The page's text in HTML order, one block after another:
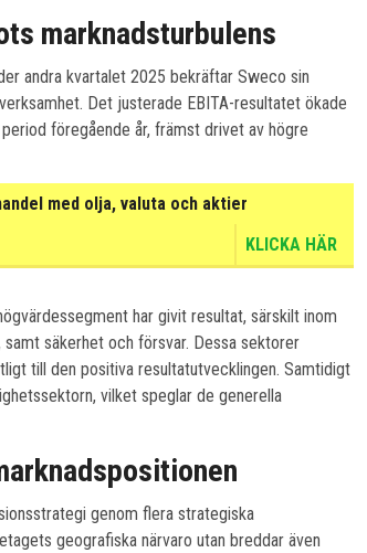
marknadsturbulens
andra kvartalet 2025 bekräftar Sweco sin
Det justerade EBITA-resultatet ökade
föregående år, främst drivet av högre
med olja, valuta och aktier
KLICKA HÄR
har givit resultat, särskilt inom
säkerhet och försvar. Dessa sektorer
till den positiva resultatutvecklingen. Samtidigt
vilket speglar de generella
genom flera strategiska
geografiska närvaro utan breddar även